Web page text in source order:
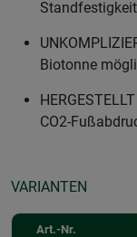
Standfestigkeit
Biotonne
CO2-
VARIANTEN
Art.-Nr.